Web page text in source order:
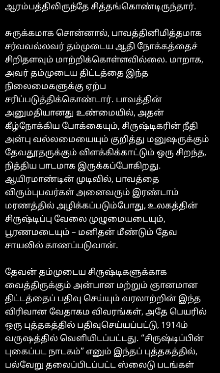
ஆரம்பத்திலிருந்தே சித்தங்கொண்டிருந்தார்.
சுருக்கமாக சொன்னால், பாவத்தினிமித்தமாக
சர்வவல்லவர் தம்முடைய ஆதி நோக்கத்தைச்
சிறிதளவும் மாற்றிக்கொள்ளவில்லை. மாறாக,
அவர் தம்முடைய திட்டத்தை இந்த
நிலைமைகளுக்கு ஏற்ப
சரிப்படுத்திக்கொண்டார். பாவத்தின்
அனுமதியானது உண்மையில், அதன்
கீழ்நோக்கிய போக்கையும், சிருஷ்டிகரின் நீதி
அன்பு வல்லமையையும் குறித்து மனுஷருக்கும்
தேவதூதருக்கும் விளக்கிக்காட்டும் ஒரு சிறந்த,
நித்திய பாடமாக இருக்கப்போகிறது.
ஆயிரமாண்டின் முடிவில், பாவத்தை
விரும்புபவர்கள் அனைவரும் இரண்டாம்
மரணத்தில் அழிக்கப்படும்போது, உலகத்தின்
சிருஷ்டிப்பு வேலை முழுமையடையும்,
பூரணமடையும் – மனிதன் மீண்டும் தேவ
சாயலில் காணப்படுவான்.
தேவன் தம்முடைய சிருஷ்டிகளுக்காக
வைத்திருக்கும் அன்பான மற்றும் ஞானமான
திட்டத்தைப் பதிவு செய்யும் வரலாற்றின் இந்த
விரிவான வேதாகம விவரங்கள், அதே பெயரில்
ஒரு புத்தகத்தில் பதிவுசெய்யப்பட்டு, 1914ம்
வருஷத்தில் வெளியிடப்பட்டது. “சிருஷ்டிப்பின்
புகைப்பட நாடகம்” எனும் இந்தப் புத்தகத்தில்,
பல்வேறு தலைப்பிடப்பட்ட ஸ்லைடு படங்கள்